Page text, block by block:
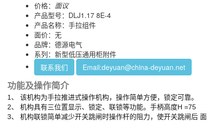
价格： 面议
产品型号：DLJ1.17 8E-4
产品名称：手拉组件
面价：无
品牌：德源电气
系列：新型低压通用柜附件
联系我们
Email:deyuan@china-deyuan.net
功能及操作简介
1、 该机构为手拉推进式操作机构，操作简单方便，锁定可靠。
2、 机构具有三位置显示、锁定、联锁等功能。手柄高度H =75
3、 机构联锁简单减少开关跳闸时操作杆的阻力，使开关跳闸后 面